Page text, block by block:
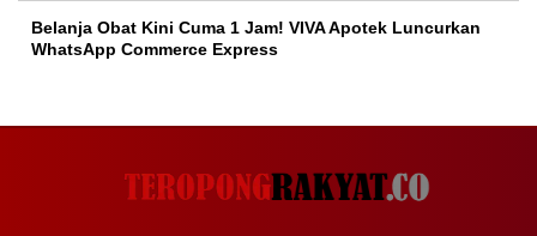
Belanja Obat Kini Cuma 1 Jam! VIVA Apotek Luncurkan
WhatsApp Commerce Express